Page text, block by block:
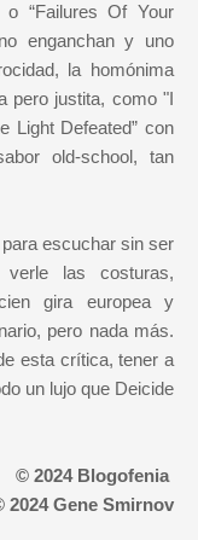
“Failures Of Your
enganchan y uno
la homónima
pero justita, como "I
Light Defeated” con
old-school, tan
escuchar sin ser
las costuras,
gira europea y
pero nada más.
esta crítica, tener a
un lujo que Deicide
© 2024 Blogofenia
2024 Gene Smirnov